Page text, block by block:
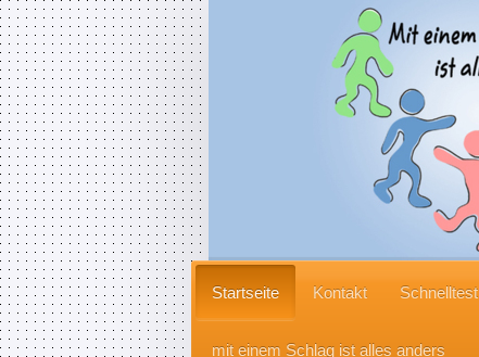
Startseite Kontakt Schnelltest
mit einem Schlag ist alles anders